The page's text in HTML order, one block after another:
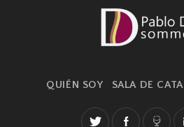
QUIÉN SOY SALA DE CATA